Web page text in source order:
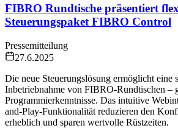
FIBRO Rundtische präsentiert
Steuerungspaket FIBRO Control
Pressemitteilung
27.6.2025
Die neue Steuerungslösung ermöglicht eine
Inbetriebnahme von FIBRO-Rundtischen –
Programmierkenntnisse. Das intuitive
and-Play-Funktionalität reduzieren den
erheblich und sparen wertvolle Rüstzeiten.